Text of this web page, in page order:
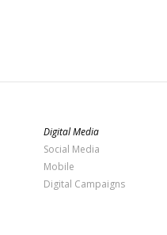
Digital Media
Social Media
Mobile
Digital Campaigns